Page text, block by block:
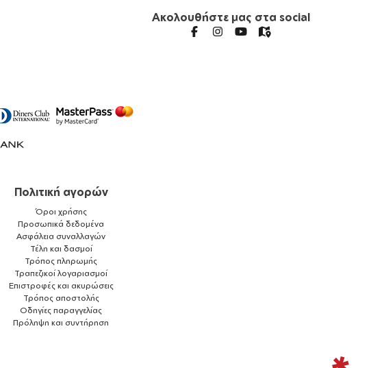
Ακολουθήστε μας στα social
Πολιτική αγορών
Όροι χρήσης
Προσωπικά δεδομένα
Ασφάλεια συναλλαγών
Τέλη και δασμοί
Τρόπος πληρωμής
Τραπεζικοί λογαριασμοί
Επιστροφές και ακυρώσεις
Τρόπος αποστολής
Οδηγίες παραγγελίας
Πρόληψη και συντήρηση